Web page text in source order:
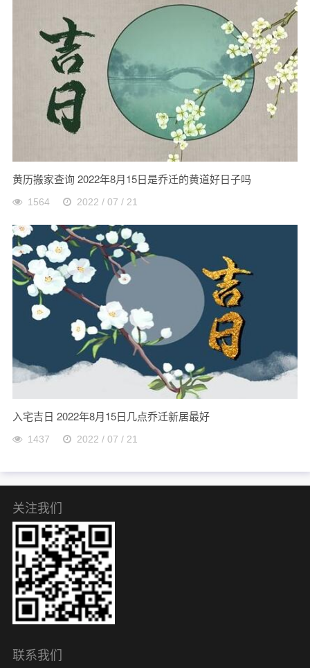
黄历搬家查询 2022年8月15日是乔迁的黄道好日子吗
1564 2022 / 07 / 21
入宅吉日 2022年8月15日几点乔迁新居最好
1437 2022 / 07 / 21
关注我们
联系我们